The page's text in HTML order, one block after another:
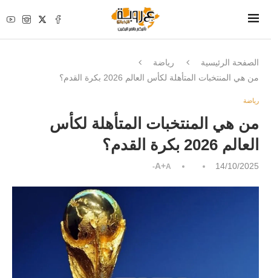
الصفحة الرئيسية
رياضة
من هي المنتخبات المتأهلة لكأس العالم 2026 بكرة القدم؟
رياضة
من هي المنتخبات المتأهلة لكأس
العالم 2026 بكرة القدم؟
14/10/2025
A+A-